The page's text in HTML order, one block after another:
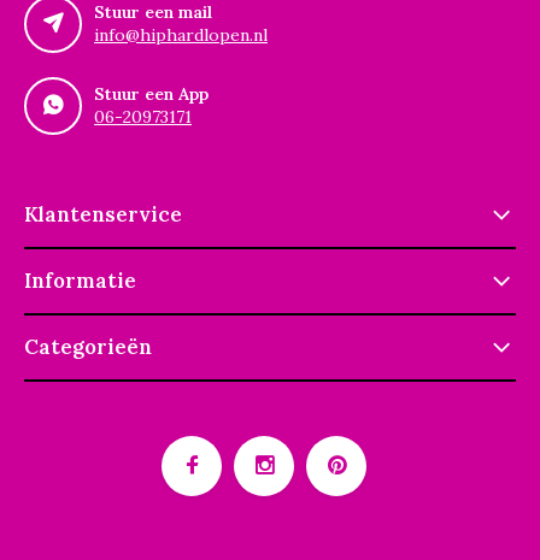
Stuur een mail
info@hiphardlopen.nl
Stuur een App
06-20973171
Klantenservice
Informatie
Categorieën